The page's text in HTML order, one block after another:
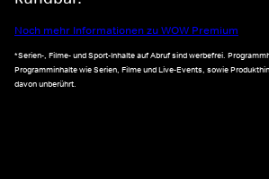
Noch mehr Informationen zu WOW Premium
*Serien-, Filme- und Sport-Inhalte auf Abruf sind werbefrei.
Programminhalte wie Serien, Filme und Live-Events, sowie
davon unberührt.